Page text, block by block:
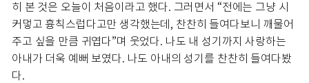
히 본 것은 오늘이 처음이라고 했다. 그러면서 “전에는 그냥 시
커멓고 흉칙스럽다고만 생각했는데, 찬찬히 들여다보니 깨물어
주고 싶을 만큼 귀엽다”며 웃었다. 나도 내 성기까지 사랑하는
아내가 더욱 예뻐 보였다. 나도 아내의 성기를 찬찬히 들여다봤
다.